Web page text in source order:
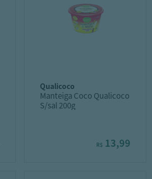
qualicoco
Manteiga Coco Qualicoco
S/sal 200g
R$ 13,99